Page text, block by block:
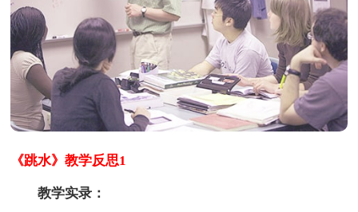
《跳水》教学反思1
教学实录：